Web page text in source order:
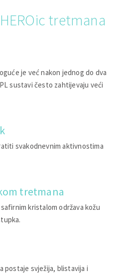
tretmana
je već nakon jednog do dva
sustavi često zahtijevaju veći
svakodnevnim aktivnostima
tretmana
kristalom održava kožu
postaje svježija, blistavija i